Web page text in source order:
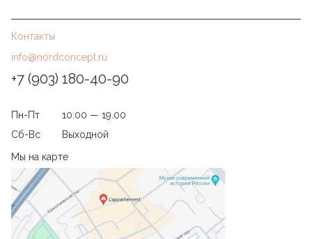
Контакты
info@nordconcept.ru
+7 (903) 180-40-90
Пн-Пт
10:00 — 19.00
Сб-Вс
Выходной
Мы на карте